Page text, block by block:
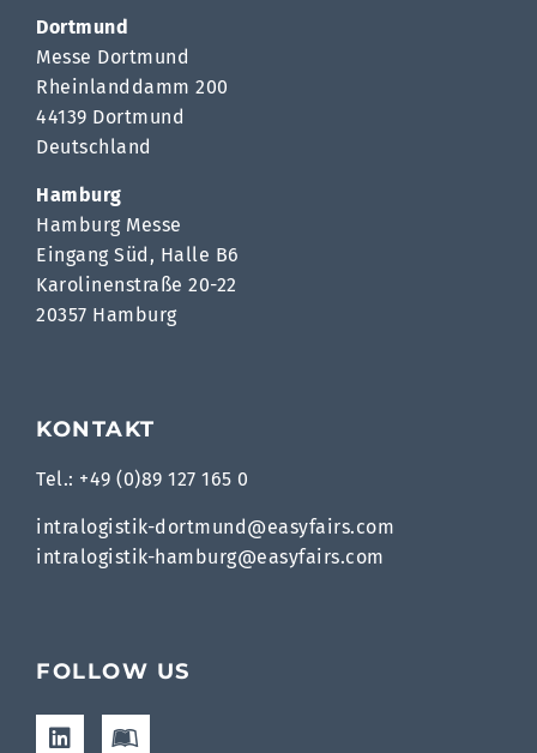
Dortmund
Messe Dortmund
Rheinlanddamm 200
44139 Dortmund
Deutschland
Hamburg
Hamburg Messe
Eingang Süd, Halle B6
Karolinenstraße 20-22
20357 Hamburg
KONTAKT
Tel.: +49 (0)89 127 165 0
intralogistik-dortmund@easyfairs.com
intralogistik-hamburg@easyfairs.com
FOLLOW US